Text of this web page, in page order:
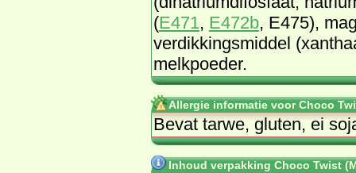
(E471, E472b, E475),
verdikkingsmiddel
melkpoeder.
Allergie informatie voor Choco
Bevat tarwe, gluten, ei
Inhoud verpakking Choco Twist